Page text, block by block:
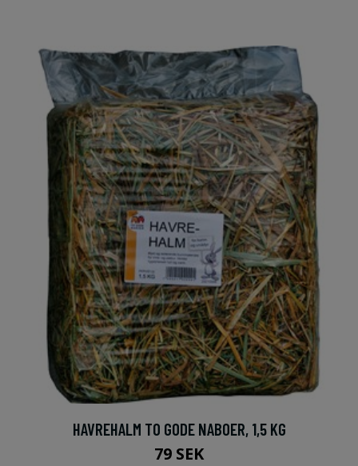
HAVREHALM TO GODE NABOER, 1,5 KG
79 SEK